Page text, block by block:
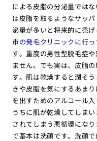
による皮脂の分泌量では
は皮脂を取るようなサッ
泌量が多いと将来的に禿げ
市の発毛クリニックに行
す。重度の男性型脱毛症
ません。でも実は、皮脂
す。肌は乾燥すると潤そ
きや皮脂を気にするあま
を出すためのアルコール
うちに肌が乾燥してしま
されてしまう悪循環にな
で基本は洗顔です。洗顔